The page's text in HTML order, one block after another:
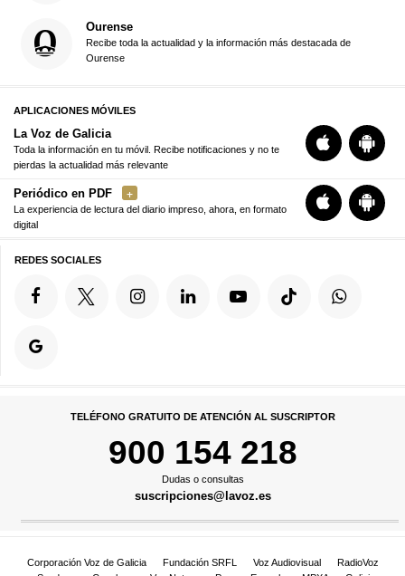
Ourense
Recibe toda la actualidad y la información más destacada de
Ourense
APLICACIONES MÓVILES
La Voz de Galicia
Toda la información en tu móvil. Recibe notificaciones y no te
pierdas la actualidad más relevante
Periódico en PDF
La experiencia de lectura del diario impreso, ahora, en formato
digital
REDES SOCIALES
TELÉFONO GRATUITO DE ATENCIÓN AL SUSCRIPTOR
900 154 218
Dudas o consultas
suscripciones@lavoz.es
Corporación Voz de Galicia Fundación SRFL Voz Audiovisual
RadioVoz